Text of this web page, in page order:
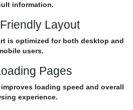
information.
Layout
is optimized for both desktop and
users.
Pages
loading speed and overall
experience.